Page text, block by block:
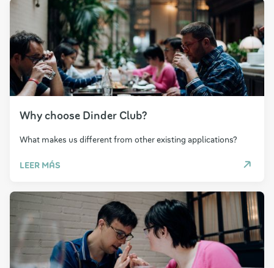
Why choose Dinder Club?
What makes us different from other existing applications?
LEER MÁS